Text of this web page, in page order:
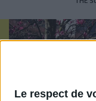
Le respect de